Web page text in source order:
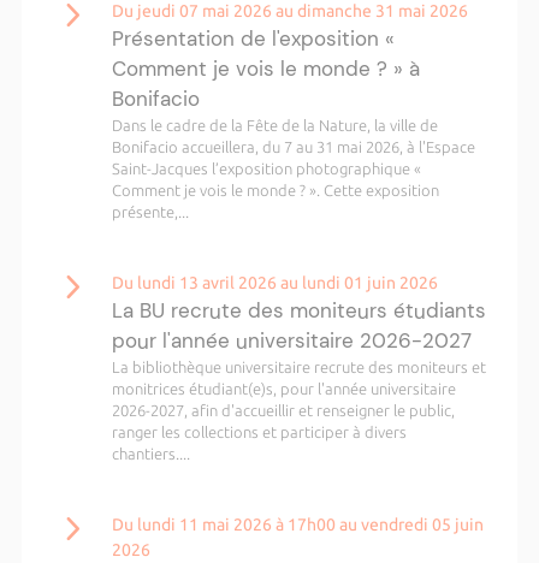
Du jeudi 07 mai 2026 au dimanche 31 mai 2026
Présentation de l'exposition «
Comment je vois le monde ? » à
Bonifacio
Dans le cadre de la Fête de la Nature, la ville de
Bonifacio accueillera, du 7 au 31 mai 2026, à l'Espace
Saint-Jacques l’exposition photographique «
Comment je vois le monde ? ». Cette exposition
présente,...
Du lundi 13 avril 2026 au lundi 01 juin 2026
La BU recrute des moniteurs étudiants
pour l'année universitaire 2026-2027
La bibliothèque universitaire recrute des moniteurs et
monitrices étudiant(e)s, pour l'année universitaire
2026-2027, afin d'accueillir et renseigner le public,
ranger les collections et participer à divers
chantiers....
Du lundi 11 mai 2026 à 17h00 au vendredi 05 juin
2026